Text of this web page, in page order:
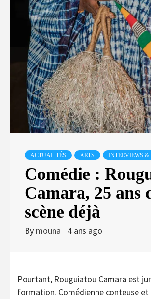
ACTUALITÉS ARTS INTERVIEWS &
Comédie :
Camara, 25 ans
scène déjà
By mouna 4 ans ago
Pourtant, Rouguiatou Camara est
formation. Comédienne conteuse